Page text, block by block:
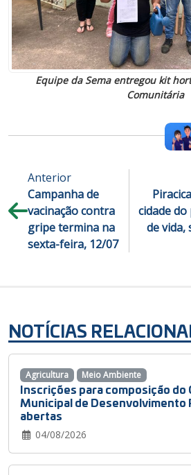
Equipe da Sema entregou kit
Comunitária
Anterior
Campanha de
vacinação contra
gripe termina na
sexta-feira, 12/07
cidade
de vida,
NOTÍCIAS
Inscrições para composição do
Municipal de Desenvolvimento
abertas
04/08/2026
Agricultura Meio Ambiente